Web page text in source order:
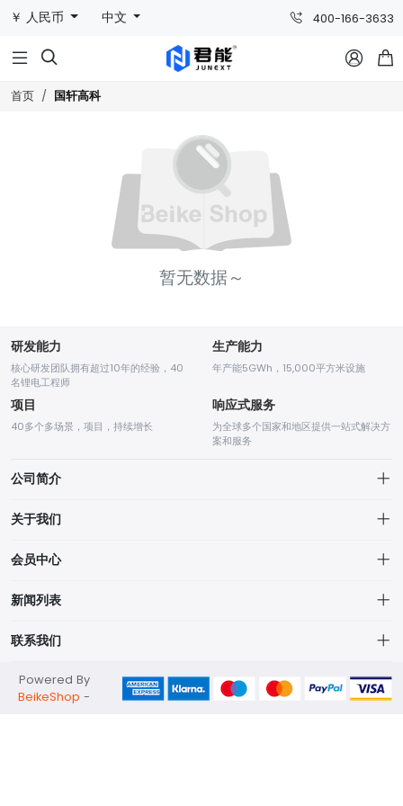
￥ 人民币 中文 400-166-3633
  
首页 国轩高科
暂无数据～
研发能力
核心研发团队拥有超过10年的经验，40
名锂电工程师
生产能力
年产能5GWh，15,000平方米设施
项目
40多个多场景，项目，持续增长
响应式服务
为全球多个国家和地区提供一站式解决方
案和服务
公司简介
关于我们
关于我们
我的订单
会员中心
个人中心
我的收藏
品牌列表
新闻列表
公司新闻
聚焦热点
联系我们
jn@junext.co
400-166-3633
Powered By
BeikeShop -